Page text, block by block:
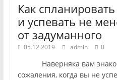
Как
и успевать не
от задуманного
05.12.2019 admin 0
Наверняка вам
сожаления, когда вы не